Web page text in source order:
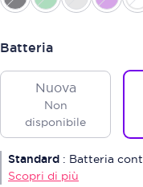
Batteria
Nuova
Non
disponibile
Standard : Batteria
Scopri di più